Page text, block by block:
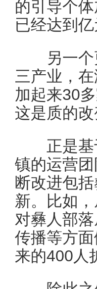
的引导个
已经达到亿
另一个更
三产业，
加起来30
这是质的改
正是基于
镇的运营
断改进包
新。比如
对彝人部
传播等方
来的400人